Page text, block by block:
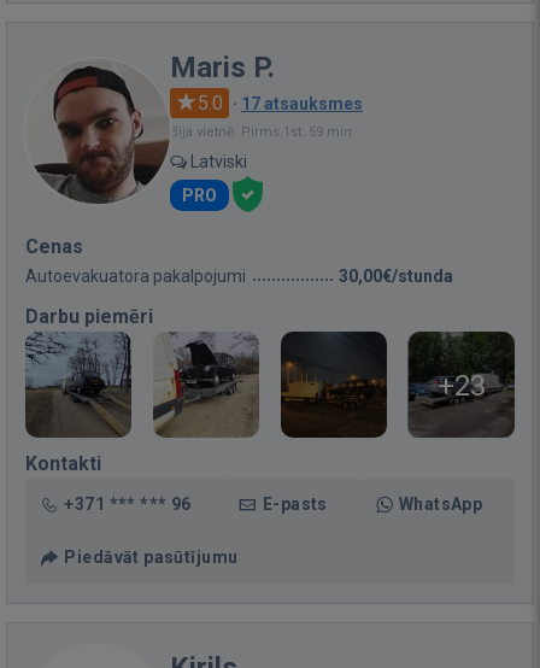
Maris P.
5.0 · 17 atsauksmes
Bija vietnē: Pirms 1st. 59 min.
Latviski
PRO
Cenas
Autoevakuatora pakalpojumi 30,00€/stunda
Darbu piemēri
+23
Kontakti
+371 *** *** 96 E-pasts WhatsApp
Piedāvāt pasūtījumu